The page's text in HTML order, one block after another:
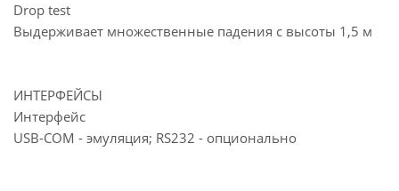
Drop test
Выдерживает множественные падения с высоты 1,5 м
ИНТЕРФЕЙСЫ
Интерфейс
USB-COM - эмуляция; RS232 - опционально